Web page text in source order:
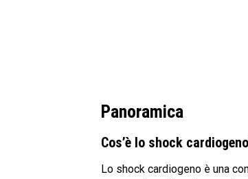
Panoramica
Cos’è lo shock
Lo shock cardiogeno è una